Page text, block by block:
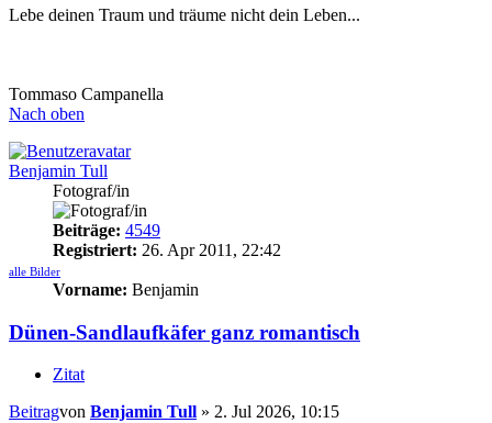
Lebe deinen Traum und träume nicht dein Leben...
Tommaso Campanella
Nach oben
Benjamin Tull
Fotograf/in
Beiträge: 4549
Registriert: 26. Apr 2011, 22:42
alle Bilder
Vorname: Benjamin
Dünen-Sandlaufkäfer ganz romantisch
Zitat
Beitragvon Benjamin Tull » 2. Jul 2026, 10:15